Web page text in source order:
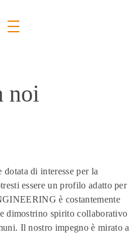
noi
dotata di interesse per la
essere un profilo adatto per
è costantemente
dimostrino spirito collaborativo
Il nostro impegno è mirato a